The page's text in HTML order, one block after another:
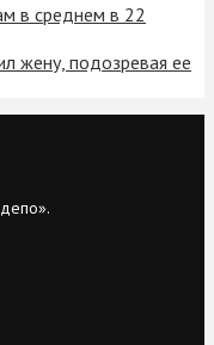
в среднем в 22
жену, подозревая ее